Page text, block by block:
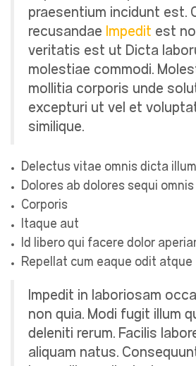
praesentium incidunt est.
recusandae
Impedit est
veritatis est ut Dicta
molestiae commodi.
mollitia corporis unde
excepturi ut vel et
similique.
Delectus vitae omnis dicta illum
Dolores ab dolores sequi omnis
Corporis
Itaque aut
Id libero qui facere dolor
Repellat cum eaque odit atque
Impedit in laboriosam
non quia. Modi fugit illum
deleniti rerum. Facilis
aliquam natus.